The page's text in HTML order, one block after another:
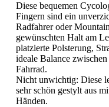
Diese bequemen
Fingern sind ein
Radfahrer oder
gewünschten Halt am
platzierte Polsterung,
ideale Balance
Fahrrad.
Nicht unwichtig: Diese
sehr schön gestylt aus
Händen.